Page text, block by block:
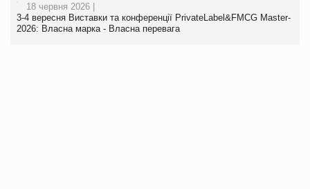
18 червня 2026 |
3-4 вересня Виставки та конференції PrivateLabel&FMCG Master-
2026: Власна марка - Власна перевага